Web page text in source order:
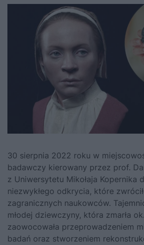
30 sierpnia 2022 roku w
badawczy kierowany przez prof.
z Uniwersytetu Mikołaja Kopernika
niezwykłego odkrycia, które
zagranicznych naukowców.
młodej dziewczyny, która zmarła
zaowocowała przeprowadzeniem
badań oraz stworzeniem